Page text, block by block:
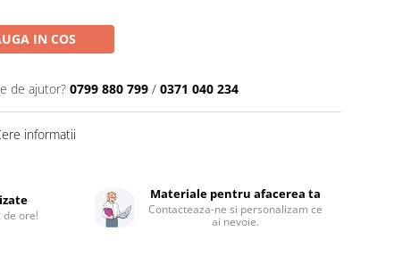
IN COS
de ajutor? 0799 880 799 / 0371 040 234
informatii
ore!
Materiale pentru afacerea ta
Contacteaza-ne si personalizam ce
ai nevoie.